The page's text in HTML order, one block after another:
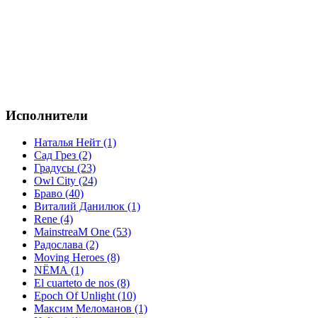
Исполнители
Наталья Нейт (1)
Сад Грез (2)
Градусы (23)
Owl City (24)
Браво (40)
Виталий Данилюк (1)
Rene (4)
MainstreaM One (53)
Радослава (2)
Moving Heroes (8)
NЁМА (1)
El cuarteto de nos (8)
Epoch Of Unlight (10)
Максим Меломанов (1)